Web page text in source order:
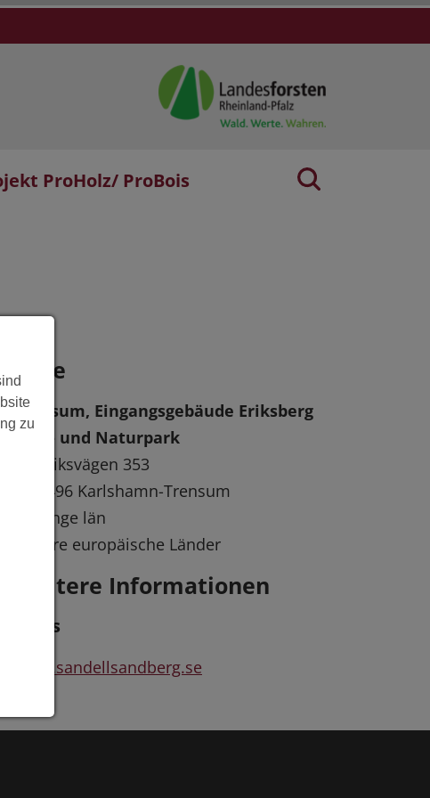
ProHolz/ ProBois
Lage
Trensum, Eingangsgebäude Eriksberg
Wild- und Naturpark
Guöviksvägen 353
S-37496 Karlshamn-Trensum
Blekinge län
Andere europäische Länder
Weitere Informationen
Links
www.sandellsandberg.se
zu